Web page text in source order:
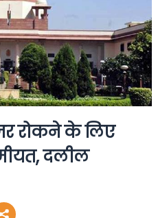
रोकने के लिए
दलील